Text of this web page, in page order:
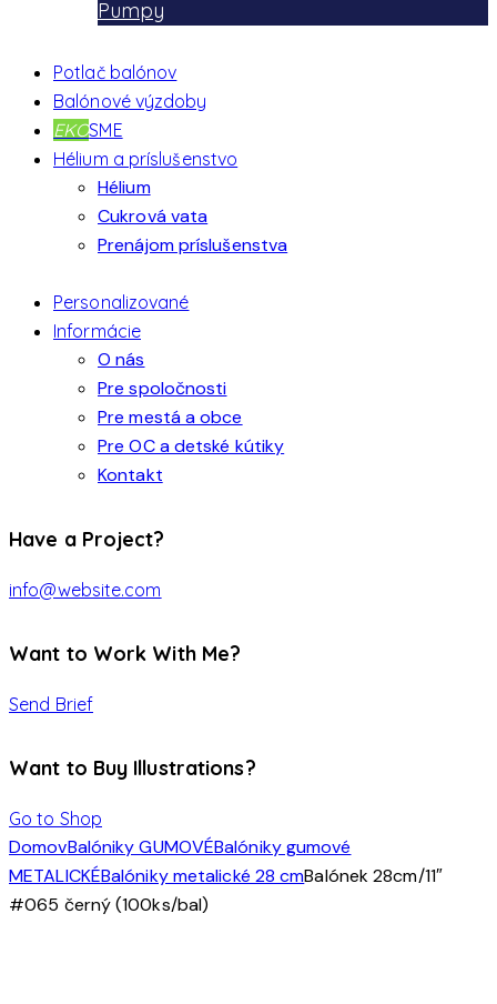
Pumpy
Potlač balónov
Balónové výzdoby
EKOSME
Hélium a príslušenstvo
Hélium
Cukrová vata
Prenájom príslušenstva
Personalizované
Informácie
O nás
Pre spoločnosti
Pre mestá a obce
Pre OC a detské kútiky
Kontakt
Have a Project?
info@website.com
Want to Work With Me?
Send Brief
Want to Buy Illustrations?
Go to Shop
DomovBalóniky GUMOVÉBalóniky gumové
METALICKÉBalóniky metalické 28 cmBalónek 28cm/11″
#065 černý (100ks/bal)